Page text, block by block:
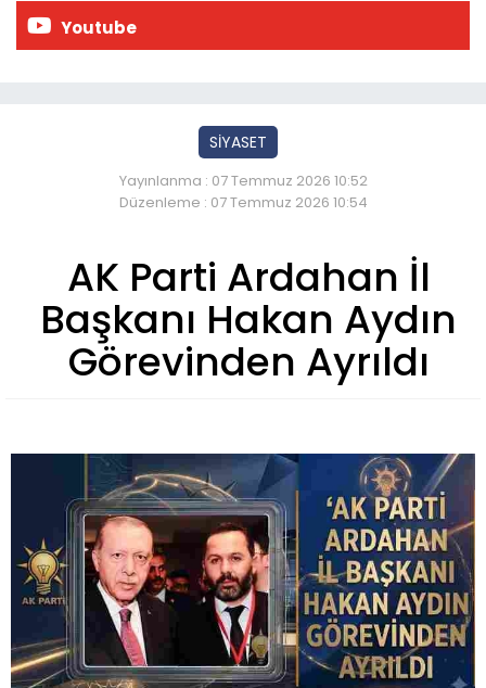
Youtube
SİYASET
Yayınlanma : 07 Temmuz 2026 10:52
Düzenleme : 07 Temmuz 2026 10:54
AK Parti Ardahan İl
Başkanı Hakan Aydın
Görevinden Ayrıldı